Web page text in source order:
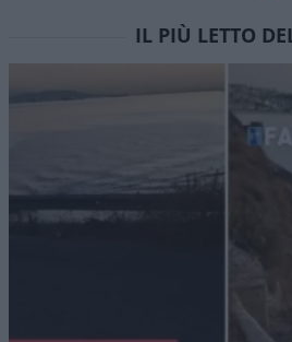
IL PIÙ LETTO